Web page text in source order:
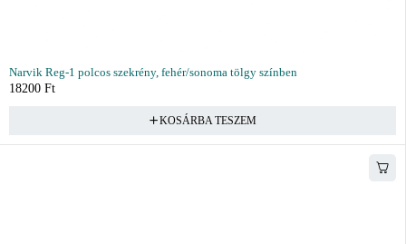
Narvik Reg-1 polcos szekrény, fehér/sonoma tölgy színben
18200 Ft
KOSÁRBA TESZEM